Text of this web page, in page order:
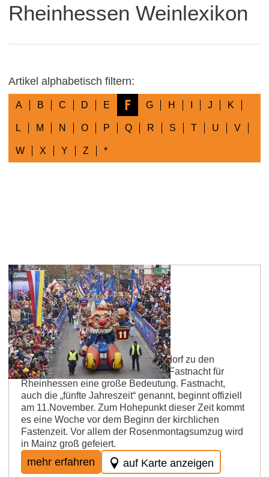
Rheinhessen Weinlexikon
Artikel alphabetisch filtern:
A B C D E F G H J K
L M N O P Q R S T U V
W X Y Z *
Rheinhessen Weinlexikon
Fastnacht
Da Mainz, neben Köln und Düsseldorf zu den
Fastnachtshochburgen gehört, hat Fastnacht für
Rheinhessen eine große Bedeutung. Fastnacht,
auch die „fünfte Jahreszeit“ genannt, beginnt offiziell
am 11.November. Zum Hohepunkt dieser Zeit kommt
es eine Woche vor dem Beginn der kirchlichen
Fastenzeit. Vor allem der Rosenmontagsumzug wird
in Mainz groß gefeiert.
mehr erfahren auf Karte anzeigen